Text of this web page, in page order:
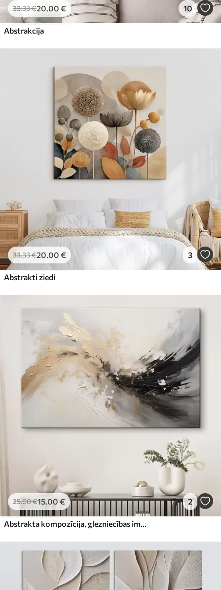
33.33€20.00 € 10
Abstrakcija
33.33€20.00 € 3
Abstrakti ziedi
25.00€15.00 € 2
Abstrakta kompozīcija, glezniecības imitācija